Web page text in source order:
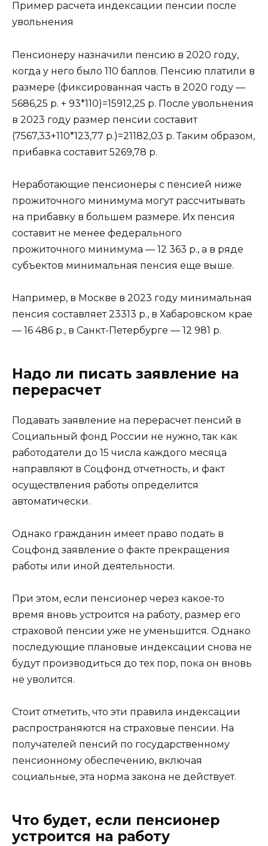
Пример расчета индексации пенсии после
увольнения
Пенсионеру назначили пенсию в 2020 году,
когда у него было 110 баллов. Пенсию платили в
размере (фиксированная часть в 2020 году —
5686,25 р. + 93*110)=15912,25 р. После увольнения
в 2023 году размер пенсии составит
(7567,33+110*123,77 р.)=21182,03 р. Таким образом,
прибавка составит 5269,78 р.
Неработающие пенсионеры с пенсией ниже
прожиточного минимума могут рассчитывать
на прибавку в большем размере. Их пенсия
составит не менее федерального
прожиточного минимума — 12 363 р., а в ряде
субъектов минимальная пенсия еще выше.
Например, в Москве в 2023 году минимальная
пенсия составляет 23313 р., в Хабаровском крае
— 16 486 р., в Санкт-Петербурге — 12 981 р.
Надо ли писать заявление на
перерасчет
Подавать заявление на перерасчет пенсий в
Социальный фонд России не нужно, так как
работодатели до 15 числа каждого месяца
направляют в Соцфонд отчетность, и факт
осуществления работы определится
автоматически.
Однако гражданин имеет право подать в
Соцфонд заявление о факте прекращения
работы или иной деятельности.
При этом, если пенсионер через какое-то
время вновь устроится на работу, размер его
страховой пенсии уже не уменьшится. Однако
последующие плановые индексации снова не
будут производиться до тех пор, пока он вновь
не уволится.
Стоит отметить, что эти правила индексации
распространяются на страховые пенсии. На
получателей пенсий по государственному
пенсионному обеспечению, включая
социальные, эта норма закона не действует.
Что будет, если пенсионер
устроится на работу